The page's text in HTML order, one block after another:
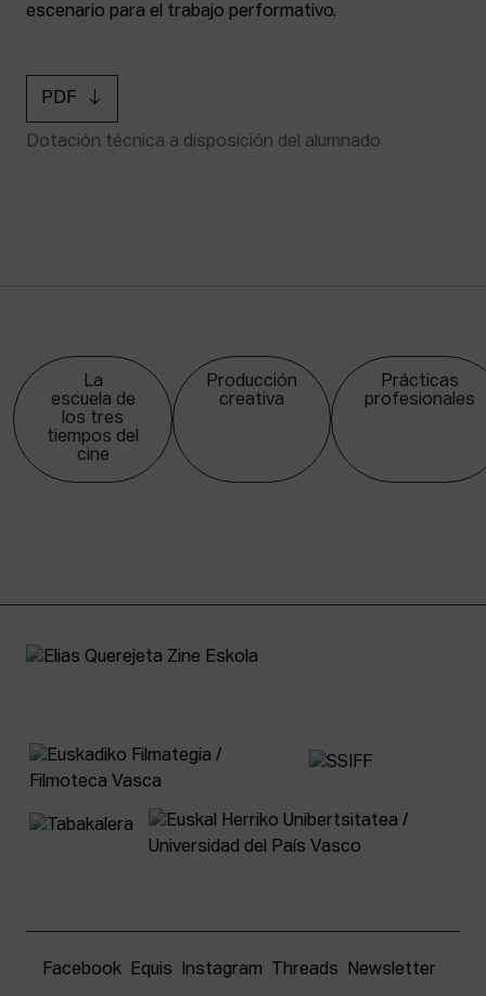
escenario para el trabajo performativo.
PDF
Dotación técnica a disposición del alumnado
La
escuela de
los tres
tiempos del
cine
Producción
creativa
Prácticas
profesionales
Facebook Equis Instagram Threads Newsletter